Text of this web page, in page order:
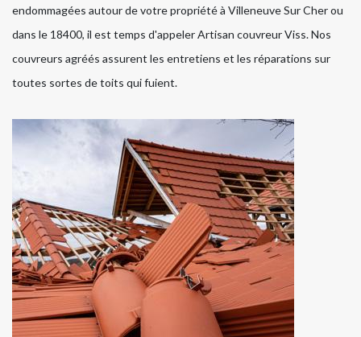
endommagées autour de votre propriété à Villeneuve Sur Cher ou
dans le 18400, il est temps d'appeler Artisan couvreur Viss. Nos
couvreurs agréés assurent les entretiens et les réparations sur
toutes sortes de toits qui fuient.